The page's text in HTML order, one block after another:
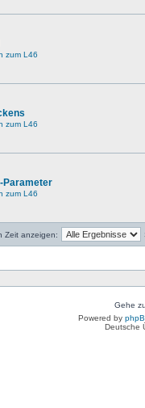
zum L46
zum L46
Parameter
zum L46
Zeit anzeigen:
Gehe
Powered by
Deutsche